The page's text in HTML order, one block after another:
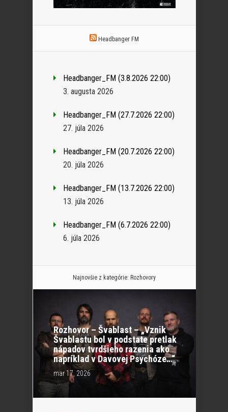
Headbanger FM
Headbanger_FM (3.8.2026 22:00)
3. augusta 2026
Headbanger_FM (27.7.2026 22:00)
27. júla 2026
Headbanger_FM (20.7.2026 22:00)
20. júla 2026
Headbanger_FM (13.7.2026 22:00)
13. júla 2026
Headbanger_FM (6.7.2026 22:00)
6. júla 2026
Najnovšie z kategórie: Rozhovory
Rozhovor – Švablast – „Vznik
Švablastu bol v podstate pretlak
nápadov tvrdšieho razenia ako
napríklad v Davovej Psychóze…“
mar 17, 2026